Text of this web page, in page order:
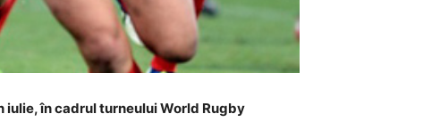
iulie, în cadrul turneului World Rugby